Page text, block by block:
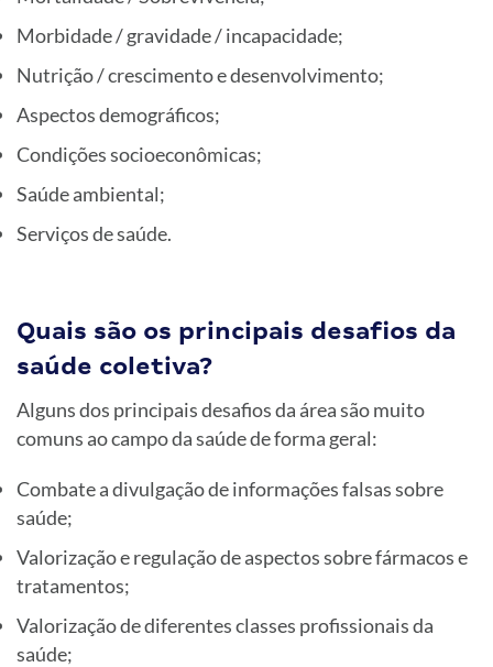
Morbidade / gravidade / incapacidade;
Nutrição / crescimento e desenvolvimento;
Aspectos demográficos;
Condições socioeconômicas;
Saúde ambiental;
Serviços de saúde.
Quais são os principais desafios da
saúde coletiva?
Alguns dos principais desafios da área são muito
comuns ao campo da saúde de forma geral:
Combate a divulgação de informações falsas sobre
saúde;
Valorização e regulação de aspectos sobre fármacos e
tratamentos;
Valorização de diferentes classes profissionais da
saúde;